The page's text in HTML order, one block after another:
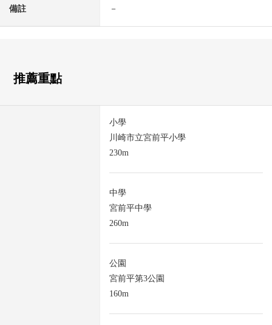
備註 －
推薦重點
小學
川崎市立宮前平小學
230m
中學
宮前平中學
260m
公園
宮前平第3公園
160m